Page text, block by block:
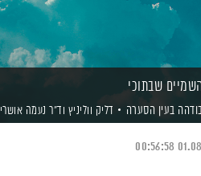
שבתוכי
בעין הסערה דליק ווליניץ וד"ר נעמה אושרי
00:56:58